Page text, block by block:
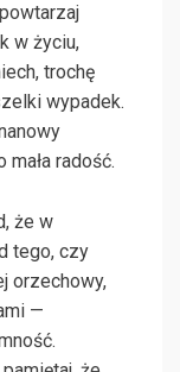
w życiu,
trochę
wypadek.
mała radość.
że w
tego, czy
orzechowy,
—